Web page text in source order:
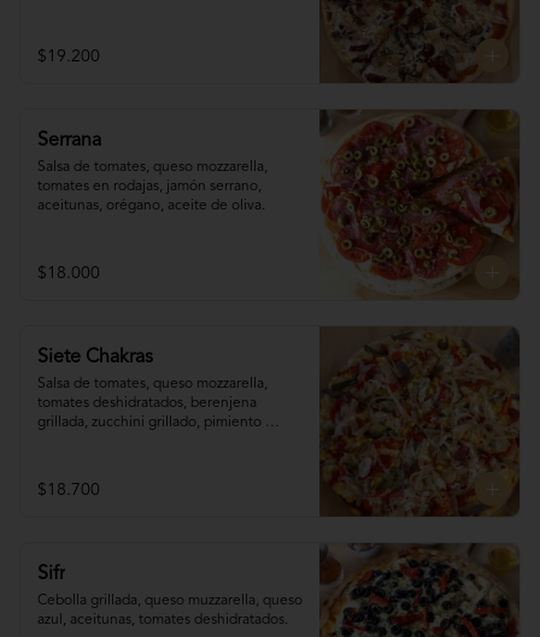
$19.200
Serrana
Salsa de tomates, queso mozzarella,
tomates en rodajas, jamón serrano,
aceitunas, orégano, aceite de oliva.
$18.000
Siete Chakras
Salsa de tomates, queso mozzarella,
tomates deshidratados, berenjena
grillada, zucchini grillado, pimiento
$18.700
Sifr
Cebolla grillada, queso muzzarella, queso
azul, aceitunas, tomates deshidratados.